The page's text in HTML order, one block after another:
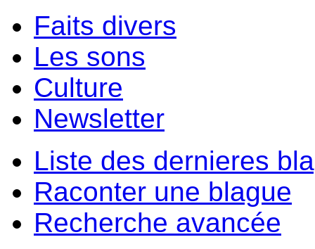
Faits divers
Les sons
Culture
Newsletter
Liste des dernieres
Raconter une blague
Recherche avancée